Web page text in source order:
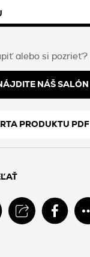
alebo si pozrieť?
NÁŠ SALÓN
PRODUKTU PDF